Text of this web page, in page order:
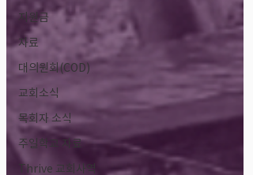
지원금
자료
대의원회(COD)
교회소식
목회자 소식
주일학교 자료
Thrive 교회사역